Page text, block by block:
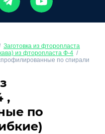
Заготовка из фторопласта
из фторопласта Ф-4 /
по спирали
,
по